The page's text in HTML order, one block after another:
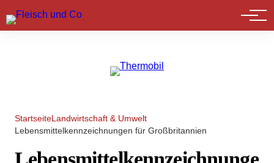
Marktführer
StartseiteLandwirtschaft & Umwelt
Lebensmittelkennzeichnungen für Großbritannien